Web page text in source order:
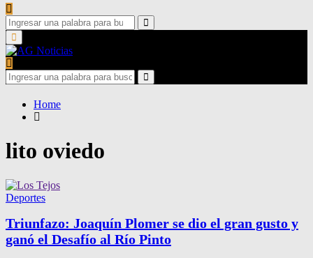
Search
for:
Search
Primary
Menu
Search
for:
Search
Home
lito oviedo
Deportes
Triunfazo: Joaquín Plomer se dio el gran gusto y
ganó el Desafío al Río Pinto